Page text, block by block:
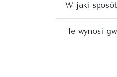
W jaki
Ile wynosi